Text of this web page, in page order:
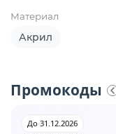
Материал
Акрил
Промокоды
До 31.12.2026